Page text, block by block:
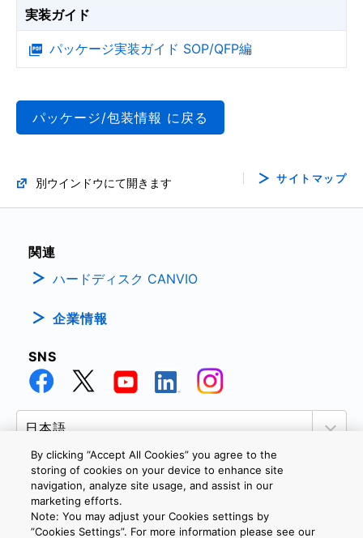
実装ガイド
パッケージ実装ガイド SOP/QFP編
パッケージ/包装情報 に戻る
別ウインドウにて開きます サイトマップ
関連
ハードディスク CANVIO
企業情報
SNS
個人情報保護方針
お問い合わせ
By clicking “Accept All Cookies” you agree to the
storing of cookies on your device to enhance site
navigation, analyze site usage, and assist in our
marketing efforts.
Note: You may adjust your Cookies settings by
”Cookies Settings”. For more information please see our